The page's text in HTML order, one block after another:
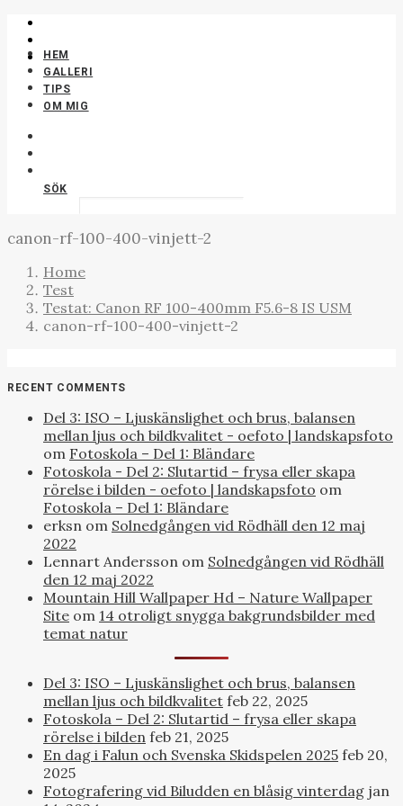
OEFOTO | LANDSKAPSFOTO
HEM
GALLERI
TIPS
OM MIG
SÖK
canon-rf-100-400-vinjett-2
Home
Test
Testat: Canon RF 100-400mm F5.6-8 IS USM
canon-rf-100-400-vinjett-2
RECENT COMMENTS
Del 3: ISO – Ljuskänslighet och brus, balansen
mellan ljus och bildkvalitet - oefoto | landskapsfoto
om Fotoskola – Del 1: Bländare
Fotoskola - Del 2: Slutartid – frysa eller skapa
rörelse i bilden - oefoto | landskapsfoto om
Fotoskola – Del 1: Bländare
erksn om Solnedgången vid Rödhäll den 12 maj
2022
Lennart Andersson om Solnedgången vid Rödhäll
den 12 maj 2022
Mountain Hill Wallpaper Hd – Nature Wallpaper
Site om 14 otroligt snygga bakgrundsbilder med
temat natur
Del 3: ISO – Ljuskänslighet och brus, balansen
mellan ljus och bildkvalitet feb 22, 2025
Fotoskola – Del 2: Slutartid – frysa eller skapa
rörelse i bilden feb 21, 2025
En dag i Falun och Svenska Skidspelen 2025 feb 20,
2025
Fotografering vid Biludden en blåsig vinterdag jan